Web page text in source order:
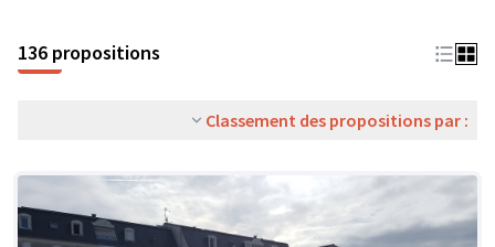
136 propositions
Classement des propositions par :